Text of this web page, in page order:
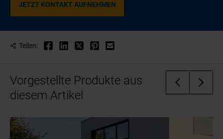
JETZT KONTAKT AUFNEHMEN
Teilen:
Vorgestellte Produkte aus
diesem Artikel